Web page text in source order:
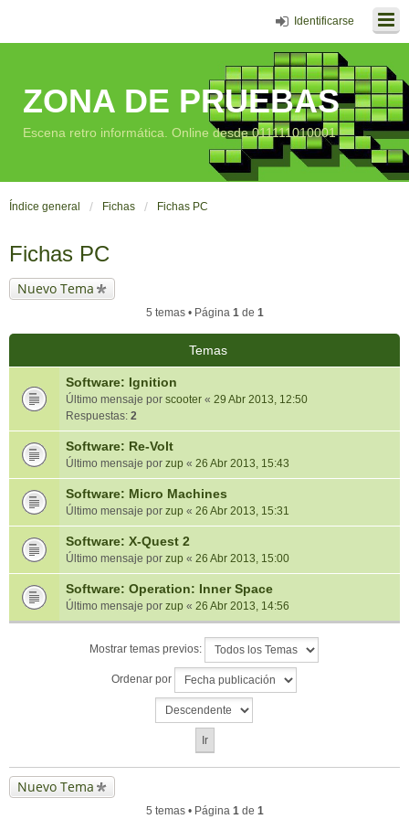
Identificarse
ZONA DE PRUEBAS
Escena retro informática. Online desde 011111010001
Índice general Fichas Fichas PC
Fichas PC
Nuevo Tema
5 temas • Página 1de 1
Temas
Software: Ignition
Último mensaje por scooter « 29 Abr 2013, 12:50
Respuestas: 2
Software: Re-Volt
Último mensaje por zup « 26 Abr 2013, 15:43
Software: Micro Machines
Último mensaje por zup « 26 Abr 2013, 15:31
Software: X-Quest 2
Último mensaje por zup « 26 Abr 2013, 15:00
Software: Operation: Inner Space
Último mensaje por zup « 26 Abr 2013, 14:56
Mostrar temas previos:
Ordenar por
Nuevo Tema
5 temas • Página 1de 1